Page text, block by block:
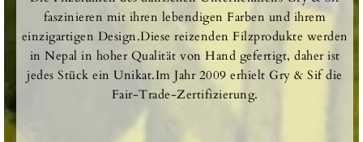
faszinieren mit ihren lebendigen Farben und ihrem
einzigartigen Design.Diese reizenden Filzprodukte werden
in Nepal in hoher Qualität von Hand gefertigt, daher ist
jedes Stück ein Unikat.Im Jahr 2009 erhielt Gry & Sif die
Fair-Trade-Zertifizierung.